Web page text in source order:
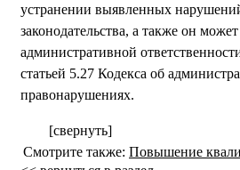
устранении выявленных
законодательства, а также он
административной
статьей 5.27 Кодекса об
правонарушениях.
[свернуть]
Смотрите также: Повышение